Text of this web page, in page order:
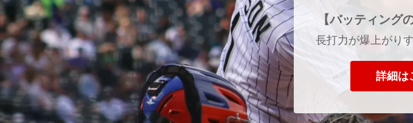
【バッティング
長打力が爆上がり
詳細は